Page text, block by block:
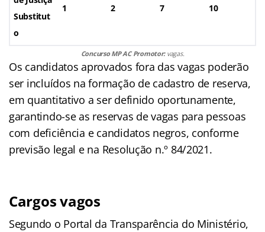
Substitut
o
1 2 7 10
Concurso MP AC Promotor:vagas.
Os candidatos aprovados fora das vagas poderão
ser incluídos na formação de cadastro de reserva,
em quantitativo a ser definido oportunamente,
garantindo-se as reservas de vagas para pessoas
com deficiência e candidatos negros, conforme
previsão legal e na Resolução n.º 84/2021.
Cargos vagos
Segundo o Portal da Transparência do Ministério,